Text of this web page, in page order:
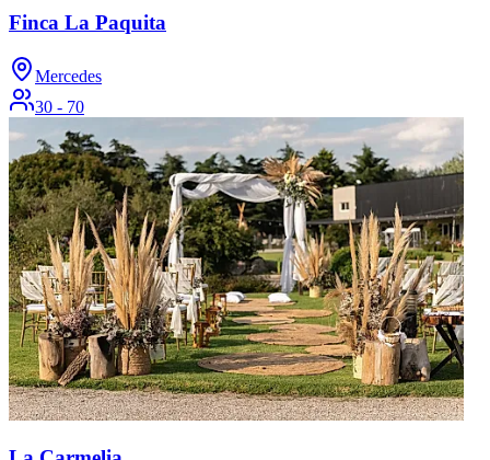
Finca La Paquita
Mercedes
30 - 70